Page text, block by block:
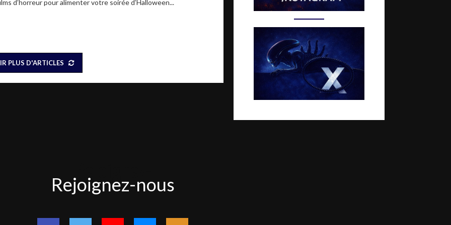
d’horreur pour alimenter votre soirée d’Halloween...
PLUS D'ARTICLES
nous
Rejoignez-nous